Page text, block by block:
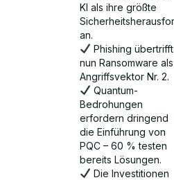
KI als ihre größte
an.
Phishing übertrifft
nun Ransomware als
Angriffsvektor Nr. 2.
Quantum-
Bedrohungen
erfordern dringend
die Einführung von
PQC – 60 % testen
bereits Lösungen.
Die Investitionen